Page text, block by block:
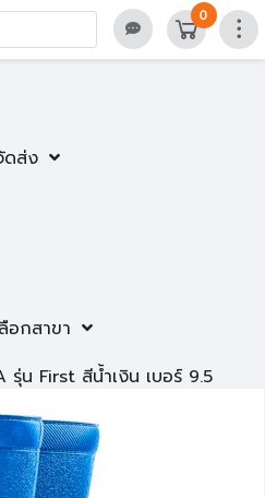
ดส่ง
อกสาขา
0
รุ่น First สีน้ำเงิน เบอร์ 9.5